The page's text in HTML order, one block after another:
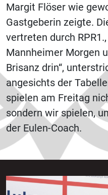
Margit Flöser wie
Gastgeberin zeigte.
vertreten durch
Mannheimer Morgen
Brisanz drin“,
angesichts der
spielen am Freitag
sondern wir spielen,
der Eulen-Coach.